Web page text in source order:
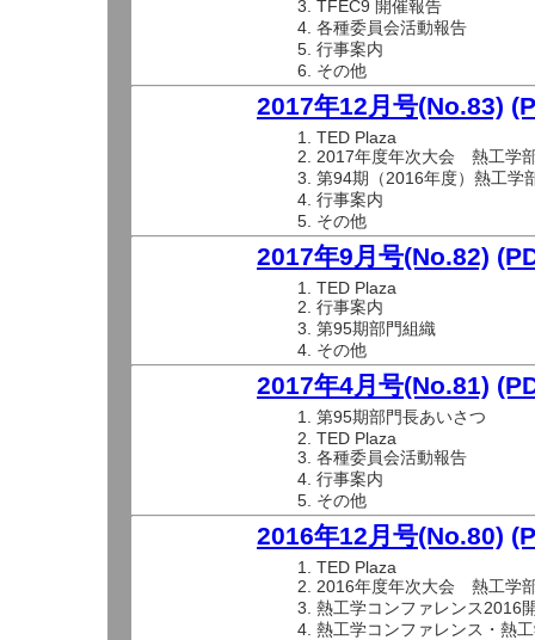
TFEC9 開催報告
各種委員会活動報告
行事案内
その他
2017年12月号(No.83)
TED Plaza
2017年度年次大会 熱工学
第94期（2016年度）熱工学
行事案内
その他
2017年9月号(No.82)
TED Plaza
行事案内
第95期部門組織
その他
2017年4月号(No.81)
第95期部門長あいさつ
TED Plaza
各種委員会活動報告
行事案内
その他
2016年12月号(No.80)
TED Plaza
2016年度年次大会 熱工学
熱工学コンファレンス2016
熱工学コンファレンス・熱